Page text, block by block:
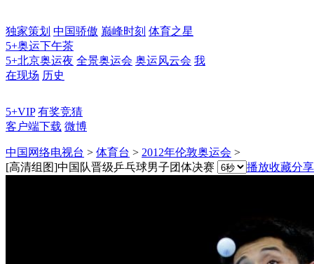
独家策划 中国骄傲 巅峰时刻 体育之星
5+奥运下午茶
5+北京奥运夜 全景奥运会 奥运风云会 我
在现场 历史
5+VIP 有奖竞猜
客户端下载 微博
中国网络电视台 > 体育台 > 2012年伦敦奥运会 >
[高清组图]中国队晋级乒乓球男子团体决赛
播放收藏分享